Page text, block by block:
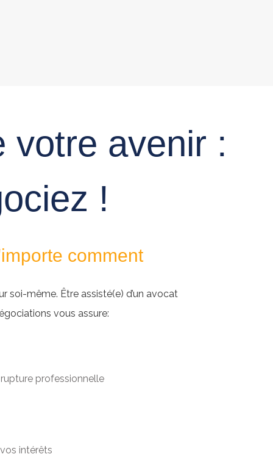
votre avenir :
!
comment
soi-même. Être assisté(e) d’un avocat
vous assure:
professionnelle
intérêts